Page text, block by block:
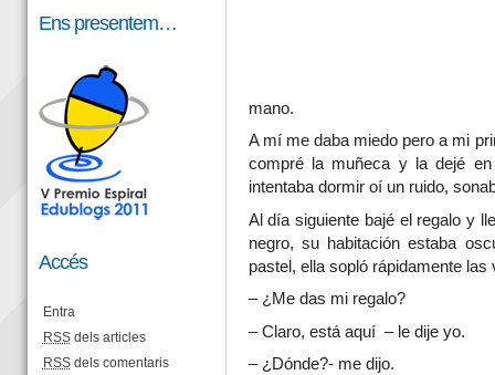
mano.
A mí me daba miedo pero a mi
compré la muñeca y la dejé
intentaba dormir oí un ruido,
Al día siguiente bajé el regalo y
negro, su habitación estaba
pastel, ella sopló rápidamente las
– ¿Me das mi regalo?
– Claro, está aquí – le dije yo.
– ¿Dónde?- me dijo.
Ens presentem…
Accés
Entra
RSSdels articles
RSSdels comentaris